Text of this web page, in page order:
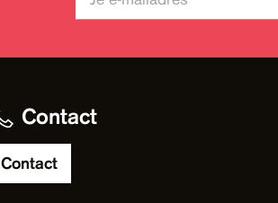
Contact
Contact